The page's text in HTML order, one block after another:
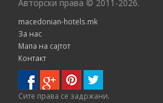
Авторски права © 2011-2026.
macedonian-hotels.mk
За нас
Мапа на сајтот
Контакт
Сите правa се задржани.